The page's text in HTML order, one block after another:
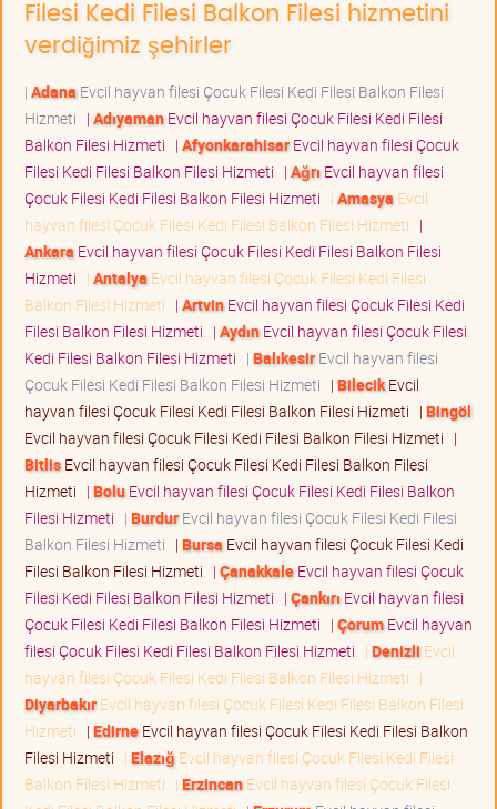
Filesi Kedi Filesi Balkon Filesi hizmetini
verdiğimiz şehirler
| Adana Evcil hayvan filesi Çocuk Filesi Kedi Filesi Balkon Filesi
Hizmeti | AdıyamanEvcil hayvan filesi Çocuk Filesi Kedi Filesi
Balkon Filesi Hizmeti | AfyonkarahisarEvcil hayvan filesi Çocuk
Filesi Kedi Filesi Balkon Filesi Hizmeti | Ağrı Evcil hayvan filesi
Çocuk Filesi Kedi Filesi Balkon Filesi Hizmeti | Amasya Evcil
hayvan filesi Çocuk Filesi Kedi Filesi Balkon Filesi Hizmeti |
Ankara Evcil hayvan filesi Çocuk Filesi Kedi Filesi Balkon Filesi
Hizmeti | Antalya Evcil hayvan filesi Çocuk Filesi Kedi Filesi
Balkon Filesi Hizmeti | ArtvinEvcil hayvan filesi Çocuk Filesi Kedi
Filesi Balkon Filesi Hizmeti | AydınEvcil hayvan filesi Çocuk Filesi
Kedi Filesi Balkon Filesi Hizmeti | BalıkesirEvcil hayvan filesi
Çocuk Filesi Kedi Filesi Balkon Filesi Hizmeti | BilecikEvcil
hayvan filesi Çocuk Filesi Kedi Filesi Balkon Filesi Hizmeti | Bingöl
Evcil hayvan filesi Çocuk Filesi Kedi Filesi Balkon Filesi Hizmeti |
BitlisEvcil hayvan filesi Çocuk Filesi Kedi Filesi Balkon Filesi
Hizmeti | BoluEvcil hayvan filesi Çocuk Filesi Kedi Filesi Balkon
Filesi Hizmeti | BurdurEvcil hayvan filesi Çocuk Filesi Kedi Filesi
Balkon Filesi Hizmeti | Bursa Evcil hayvan filesi Çocuk Filesi Kedi
Filesi Balkon Filesi Hizmeti | ÇanakkaleEvcil hayvan filesi Çocuk
Filesi Kedi Filesi Balkon Filesi Hizmeti | Çankırı Evcil hayvan filesi
Çocuk Filesi Kedi Filesi Balkon Filesi Hizmeti | ÇorumEvcil hayvan
filesi Çocuk Filesi Kedi Filesi Balkon Filesi Hizmeti | Denizli Evcil
hayvan filesi Çocuk Filesi Kedi Filesi Balkon Filesi Hizmeti |
DiyarbakırEvcil hayvan filesi Çocuk Filesi Kedi Filesi Balkon Filesi
Hizmeti | EdirneEvcil hayvan filesi Çocuk Filesi Kedi Filesi Balkon
Filesi Hizmeti | Elazığ Evcil hayvan filesi Çocuk Filesi Kedi Filesi
Balkon Filesi Hizmeti | ErzincanEvcil hayvan filesi Çocuk Filesi